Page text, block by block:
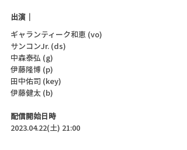
出演｜
ギャランティーク和恵 (vo)
サンコンJr. (ds)
中森泰弘 (g)
伊藤隆博 (p)
田中佑司 (key)
伊藤健太 (b)
配信開始日時
2023.04.22(土) 21:00